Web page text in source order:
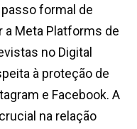
formal de
a Meta Platforms de
no Digital
à proteção de
e Facebook. A
na relação